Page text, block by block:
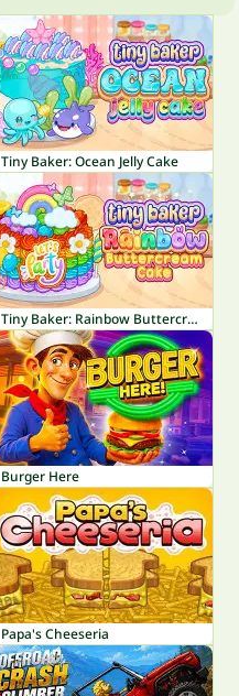
Tiny Baker: Ocean Jelly Cake
Tiny Baker: Rainbow Buttercream Cake
Burger Here
Papa's Cheeseria